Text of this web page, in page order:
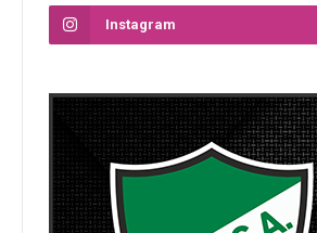
Instagram